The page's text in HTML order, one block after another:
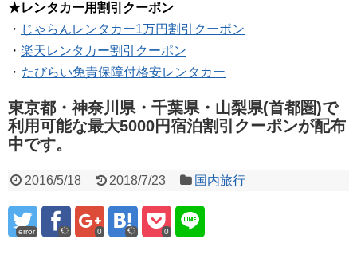
★レンタカー用割引クーポン
・ じゃらんレンタカー1万円割引クーポン
・ 楽天レンタカー割引クーポン
・ たびらい免責保障付格安レンタカー
東京都・神奈川県・千葉県・山梨県(首都圏)で
利用可能な最大5000円宿泊割引クーポンが配布
中です。
2016/5/18 2018/7/23 国内旅行
error 0 0